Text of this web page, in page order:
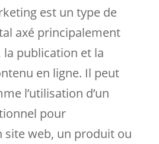
est un type de
axé principalement
publication et la
en ligne. Il peut
l’utilisation d’un
pour
web, un produit ou